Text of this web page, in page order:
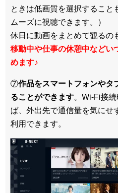
ときは低画質を選択すること
ムーズに視聴できます。）
休日に動画をまとめて観るの
移動中や仕事の休憩中などい
めます♪
⑦作品をスマートフォンやタ
ることができます。Wi-Fi接
ば、外出先で通信量を気にせ
利用できます。